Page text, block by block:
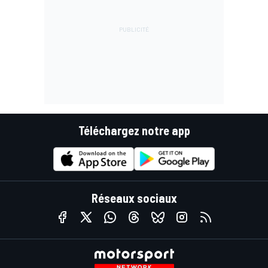
Téléchargez notre app
Réseaux sociaux